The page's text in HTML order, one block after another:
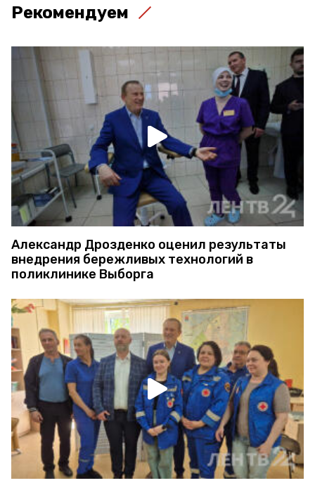
Рекомендуем
Александр Дрозденко оценил результаты
внедрения бережливых технологий в
поликлинике Выборга